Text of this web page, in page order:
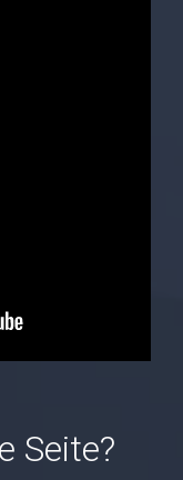
Seite?